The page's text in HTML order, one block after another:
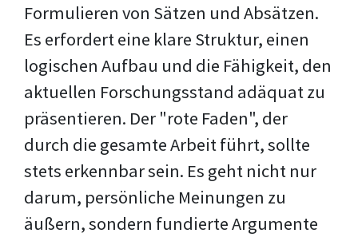
Formulieren von Sätzen und Absätzen.
Es erfordert eine klare Struktur, einen
logischen Aufbau und die Fähigkeit, den
aktuellen Forschungsstand adäquat zu
präsentieren. Der "rote Faden", der
durch die gesamte Arbeit führt, sollte
stets erkennbar sein. Es geht nicht nur
darum, persönliche Meinungen zu
äußern, sondern fundierte Argumente